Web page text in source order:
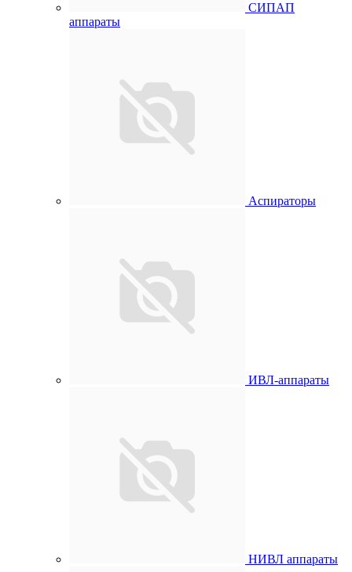
СИПАП
аппараты
Аспираторы
ИВЛ-аппараты
НИВЛ аппараты